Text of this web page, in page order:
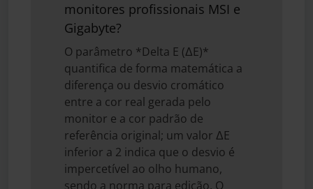
monitores profissionais MSI e
Gigabyte?
O parâmetro *Delta E (ΔE)*
quantifica de forma matemática a
diferença ou desvio cromático
entre a cor real gerada pelo
monitor e a cor padrão de
referência original; um valor ΔE
inferior a 2 indica que o desvio é
impercetível ao olho humano,
sendo a norma para edição. O